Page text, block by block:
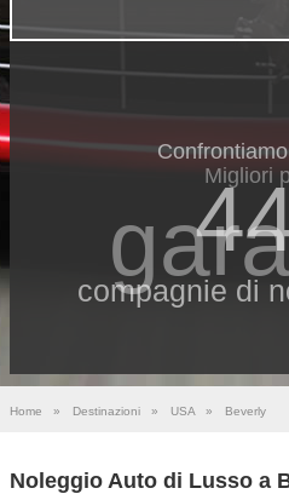
compagnie di
Migliori
Home » Destinazioni » USA » Beverly
Noleggio Auto di Lusso a